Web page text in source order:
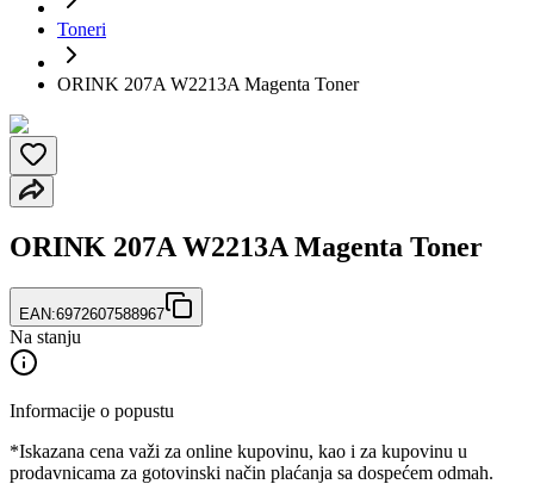
Toneri
ORINK 207A W2213A Magenta Toner
ORINK 207A W2213A Magenta Toner
EAN:6972607588967
Na stanju
Informacije o popustu
*Iskazana cena važi za online kupovinu, kao i za kupovinu u
prodavnicama za gotovinski način plaćanja sa dospećem odmah.